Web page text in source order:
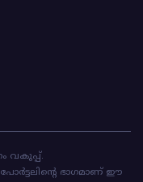
വകുപ്പ്.
ഭാഗമാണ് ഈ